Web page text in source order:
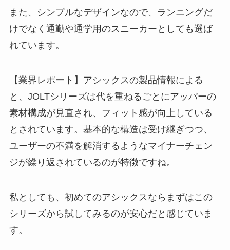
また、シンプルなデザインなので、ランニングだ
けでなく通勤や通学用のスニーカーとしても選ば
れています。
【業界レポート】アシックスの製品情報による
と、JOLTシリーズは代を重ねるごとにアッパーの
素材構成が見直され、フィット感が向上している
とされています。基本的な構造は受け継ぎつつ、
ユーザーの不満を解消するようなマイナーチェン
ジが繰り返されているのが特徴ですね。
私としても、初めてのアシックスならまずはこの
シリーズから試してみるのが安心だと感じていま
す。